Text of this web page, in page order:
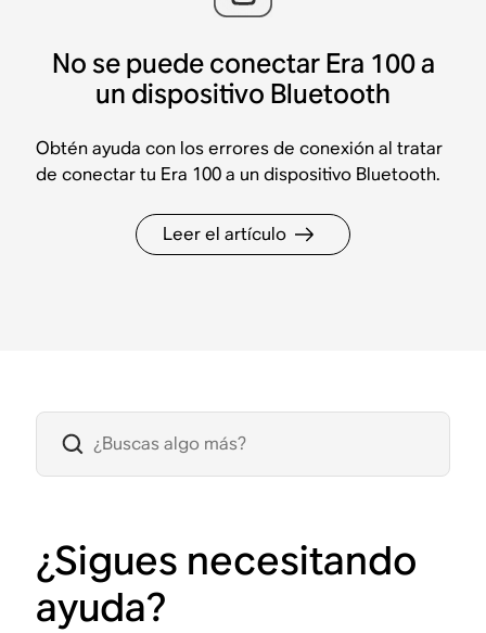
No se puede conectar Era 100 a
un dispositivo Bluetooth
Obtén ayuda con los errores de conexión al tratar
de conectar tu Era 100 a un dispositivo Bluetooth.
Leer el artículo
¿Sigues necesitando
ayuda?